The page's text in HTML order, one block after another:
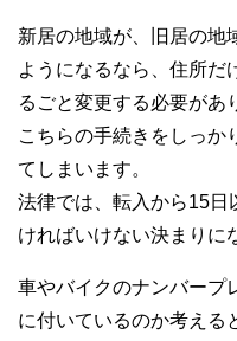
新居の地域が、旧居の地
ようになるなら、住所だ
るごと変更する必要があ
こちらの手続きをしっか
てしまいます。
法律では、転入から15日
ければいけない決まりに
車やバイクのナンバープ
に付いているのか考える